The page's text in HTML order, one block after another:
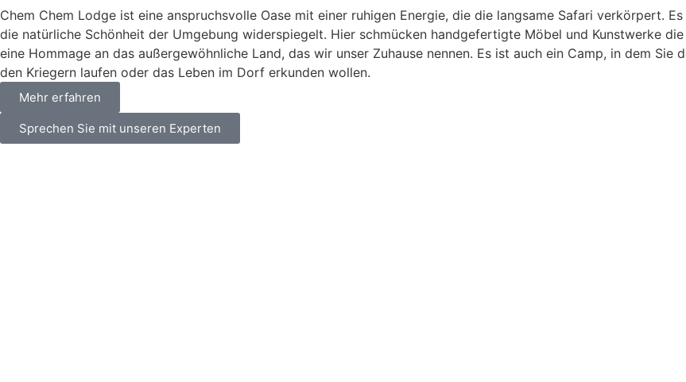
Chem Chem Lodge ist eine anspruchsvolle Oase mit einer ruhigen Energie, die die langsame Safari verkörpert.
die natürliche Schönheit der Umgebung widerspiegelt. Hier schmücken handgefertigte Möbel und Kunstwerke
eine Hommage an das außergewöhnliche Land, das wir unser Zuhause nennen. Es ist auch ein Camp, in dem
den Kriegern laufen oder das Leben im Dorf erkunden wollen.
Mehr erfahren
Sprechen Sie mit unseren Experten